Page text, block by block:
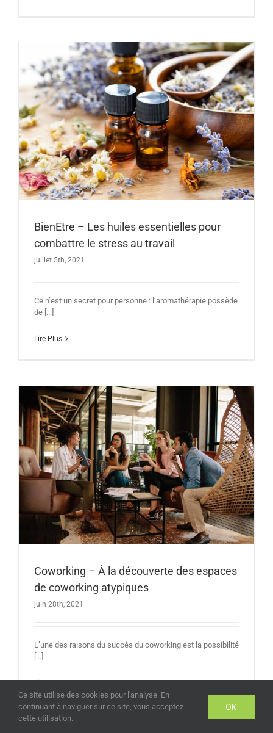
BienEtre – Les huiles essentielles pour
combattre le stress au travail
juillet 5th, 2021
Ce n’est un secret pour personne : l’aromathérapie possède
de [...]
Lire Plus
Coworking – À la découverte des espaces
de coworking atypiques
juin 28th, 2021
L’une des raisons du succès du coworking est la possibilité
[...]
Lire Plus
Ce site utilise des cookies pour l'analyse. En
continuant à naviguer sur ce site, vous acceptez
cette utilisation.
OK